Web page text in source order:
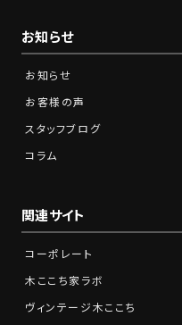
お知らせ
お知らせ
お客様の声
スタッフブログ
コラム
関連サイト
コーポレート
木ここち家ラボ
ヴィンテージ木ここち